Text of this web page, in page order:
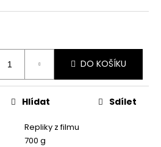
DO KOŠÍKU
Repliky z filmu
700 g
Hlídat Sdílet